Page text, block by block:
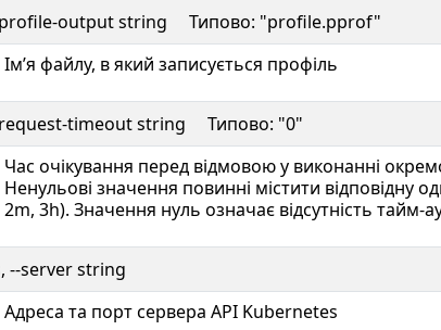
output string Типово: "profile.pprof"
Імʼя файлу, в який записується профіль
timeout string Типово: "0"
Час очікування перед відмовою у виконанні
Ненульові значення повинні містити відповідну
2m, 3h). Значення нуль означає відсутність тайм-
--server string
Адреса та порт сервера API Kubernetes